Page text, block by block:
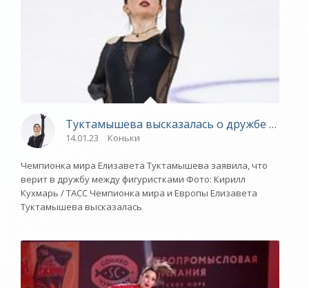
Туктамышева высказалась о дружбе в
14.01.23 Коньки
Чемпионка мира Елизавета Туктамышева заявила, что
верит в дружбу между фигуристками Фото: Кирилл
Кухмарь / ТАСС Чемпионка мира и Европы Елизавета
Туктамышева высказалась